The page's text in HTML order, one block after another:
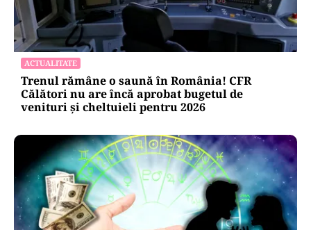
ACTUALITATE
Trenul rămâne o saună în România! CFR
Călători nu are încă aprobat bugetul de
venituri și cheltuieli pentru 2026